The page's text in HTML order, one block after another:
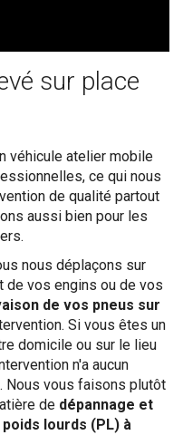
sur place
véhicule atelier mobile
ce qui nous
de qualité partout
aussi bien pour les
nous déplaçons sur
de vos engins ou de vos
de vos pneus sur
Si vous êtes un
domicile ou sur le lieu
n'a aucun
Nous vous faisons plutôt
de dépannage et
lourds (PL) à